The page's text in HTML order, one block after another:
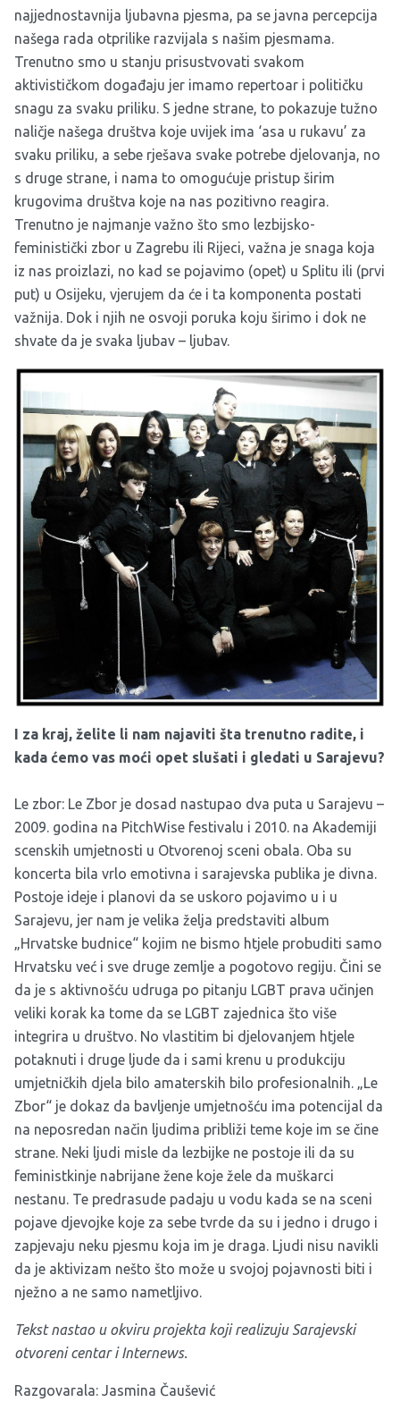
najjednostavnija ljubavna pjesma, pa se javna percepcija
našega rada otprilike razvijala s našim pjesmama.
Trenutno smo u stanju prisustvovati svakom
aktivističkom događaju jer imamo repertoar i političku
snagu za svaku priliku. S jedne strane, to pokazuje tužno
naličje našega društva koje uvijek ima ‘asa u rukavu’ za
svaku priliku, a sebe rješava svake potrebe djelovanja, no
s druge strane, i nama to omogućuje pristup širim
krugovima društva koje na nas pozitivno reagira.
Trenutno je najmanje važno što smo lezbijsko-
feministički zbor u Zagrebu ili Rijeci, važna je snaga koja
iz nas proizlazi, no kad se pojavimo (opet) u Splitu ili (prvi
put) u Osijeku, vjerujem da će i ta komponenta postati
važnija. Dok i njih ne osvoji poruka koju širimo i dok ne
shvate da je svaka ljubav – ljubav.
I za kraj, želite li nam najaviti šta trenutno radite, i
kada ćemo vas moći opet slušati i gledati u Sarajevu?
Le zbor: Le Zbor je dosad nastupao dva puta u Sarajevu –
2009. godina na PitchWise festivalu i 2010. na Akademiji
scenskih umjetnosti u Otvorenoj sceni obala. Oba su
koncerta bila vrlo emotivna i sarajevska publika je divna.
Postoje ideje i planovi da se uskoro pojavimo u i u
Sarajevu, jer nam je velika želja predstaviti album
„Hrvatske budnice“ kojim ne bismo htjele probuditi samo
Hrvatsku već i sve druge zemlje a pogotovo regiju. Čini se
da je s aktivnošću udruga po pitanju LGBT prava učinjen
veliki korak ka tome da se LGBT zajednica što više
integrira u društvo. No vlastitim bi djelovanjem htjele
potaknuti i druge ljude da i sami krenu u produkciju
umjetničkih djela bilo amaterskih bilo profesionalnih. „Le
Zbor“ je dokaz da bavljenje umjetnošću ima potencijal da
na neposredan način ljudima približi teme koje im se čine
strane. Neki ljudi misle da lezbijke ne postoje ili da su
feministkinje nabrijane žene koje žele da muškarci
nestanu. Te predrasude padaju u vodu kada se na sceni
pojave djevojke koje za sebe tvrde da su i jedno i drugo i
zapjevaju neku pjesmu koja im je draga. Ljudi nisu navikli
da je aktivizam nešto što može u svojoj pojavnosti biti i
nježno a ne samo nametljivo.
Tekst nastao u okviru projekta koji realizuju Sarajevski
otvoreni centar i Internews.
Razgovarala: Jasmina Čaušević